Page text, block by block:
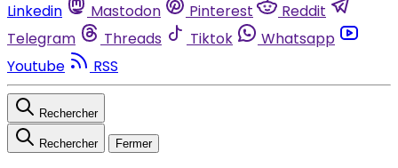
Linkedin
Mastodon Pinterest
Reddit
Telegram
Threads Tiktok
Whatsapp
Youtube
RSS
Rechercher
Rechercher Fermer